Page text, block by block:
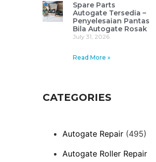
Spare Parts
Autogate Tersedia –
Penyelesaian Pantas
Bila Autogate Rosak
July 31, 2026
Read More »
CATEGORIES
Autogate Repair(495)
Autogate Roller Repair